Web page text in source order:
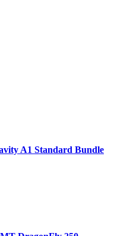
A1 Standard Bundle